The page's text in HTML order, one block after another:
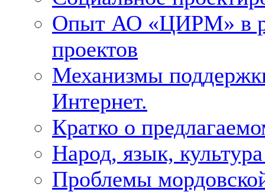
Опыт АО «ЦИРМ» в
проектов
Механизмы
Интернет.
Кратко о
Народ, язык,
Проблемы